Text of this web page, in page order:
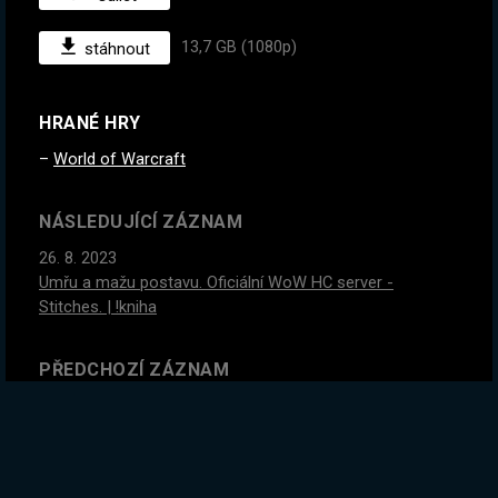
stáhnout 13,7 GB (1080p)
HRANÉ HRY
World of Warcraft
NÁSLEDUJÍCÍ ZÁZNAM
26. 8. 2023
Umřu a mažu postavu. Oficiální WoW HC server -
Stitches. | !kniha
PŘEDCHOZÍ ZÁZNAM